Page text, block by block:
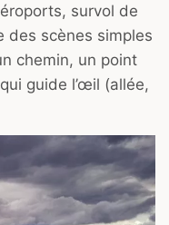
survol de
des scènes simples
chemin, un point
guide l’œil (allée,